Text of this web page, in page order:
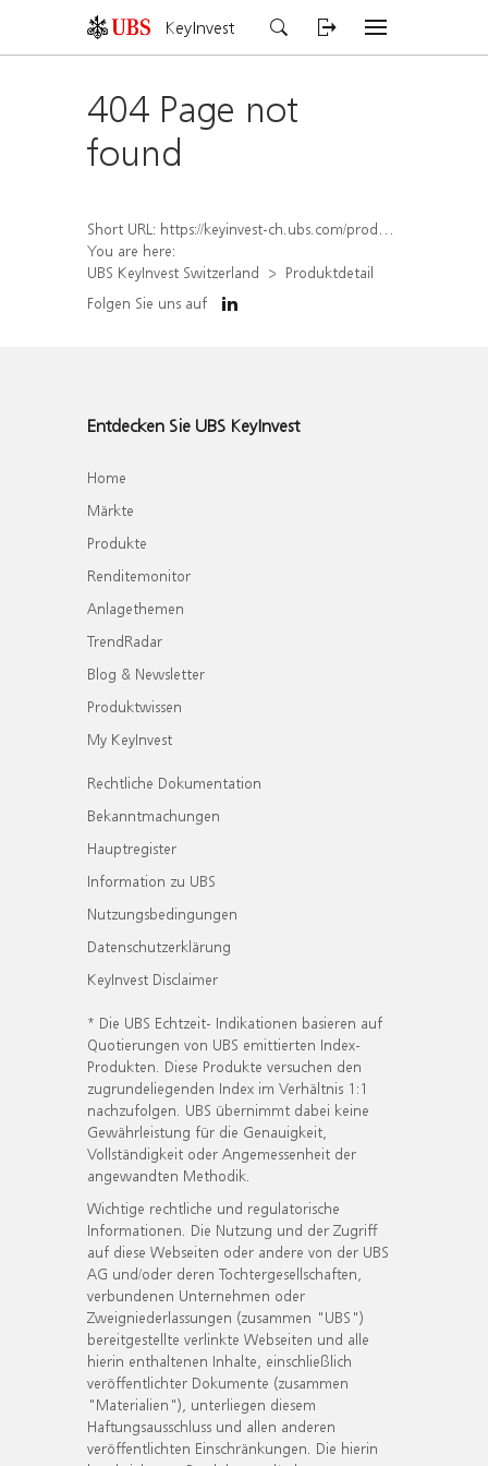
KeyInvest
404 Page not
found
Short URL: https://keyinvest-ch.ubs.com/produkt/detail/index/isin/CH1579769782
You are here:
UBS KeyInvest Switzerland
Produktdetail
Folgen Sie uns auf
Entdecken Sie UBS KeyInvest
Home
Märkte
Produkte
Renditemonitor
Anlagethemen
TrendRadar
Blog & Newsletter
Produktwissen
My KeyInvest
Rechtliche Dokumentation
Bekanntmachungen
Hauptregister
Information zu UBS
Nutzungsbedingungen
Datenschutzerklärung
KeyInvest Disclaimer
* Die UBS Echtzeit- Indikationen basieren auf
Quotierungen von UBS emittierten Index-
Produkten. Diese Produkte versuchen den
zugrundeliegenden Index im Verhältnis 1:1
nachzufolgen. UBS übernimmt dabei keine
Gewährleistung für die Genauigkeit,
Vollständigkeit oder Angemessenheit der
angewandten Methodik.
Wichtige rechtliche und regulatorische
Informationen. Die Nutzung und der Zugriff
auf diese Webseiten oder andere von der UBS
AG und/oder deren Tochtergesellschaften,
verbundenen Unternehmen oder
Zweigniederlassungen (zusammen "UBS")
bereitgestellte verlinkte Webseiten und alle
hierin enthaltenen Inhalte, einschließlich
veröffentlichter Dokumente (zusammen
"Materialien"), unterliegen diesem
Haftungsausschluss und allen anderen
veröffentlichten Einschränkungen. Die hierin